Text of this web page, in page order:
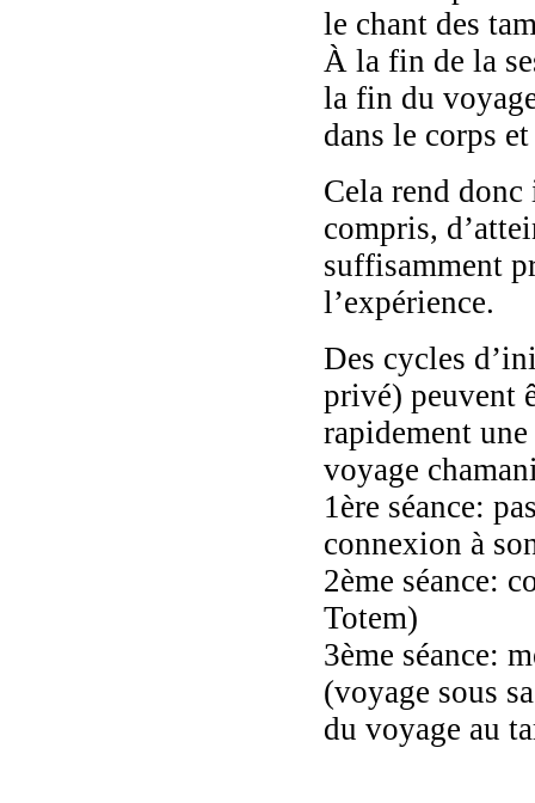
le chant des
À la fin de la
la fin du
dans le corps
Cela rend
compris,
suffisamment
l’expérience.
Des cycles
privé) peuvent
rapidement
voyage
1ère séance:
connexion à
2ème séance:
Totem)
3ème séance:
(voyage sous
du voyage au